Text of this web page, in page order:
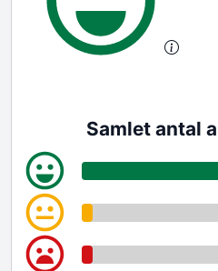
Samlet antal